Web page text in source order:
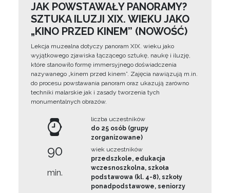
JAK POWSTAWAŁY PANORAMY?
SZTUKA ILUZJI XIX. WIEKU JAKO
„KINO PRZED KINEM” (NOWOŚĆ)
Lekcja muzealna dotyczy panoram XIX. wieku jako
wyjątkowego zjawiska łączącego sztukę, naukę i iluzję,
które stanowiło formę immersyjnego doświadczenia
nazywanego „kinem przed kinem”. Zajęcia nawiązują m.in.
do procesu powstawania panoram oraz ukazują zarówno
techniki malarskie jak i zasady tworzenia tych
monumentalnych obrazów.
90
min.
liczba uczestników
do 25 osób (grupy
zorganizowane)
wiek uczestników
przedszkole, edukacja
wczesnoszkolna, szkoła
podstawowa (kl. 4-8), szkoły
ponadpodstawowe, seniorzy